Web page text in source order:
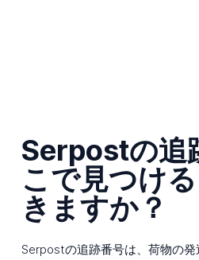
Serpostの追
こで見つけ
きますか？
Serpostの追跡番号は、荷物の